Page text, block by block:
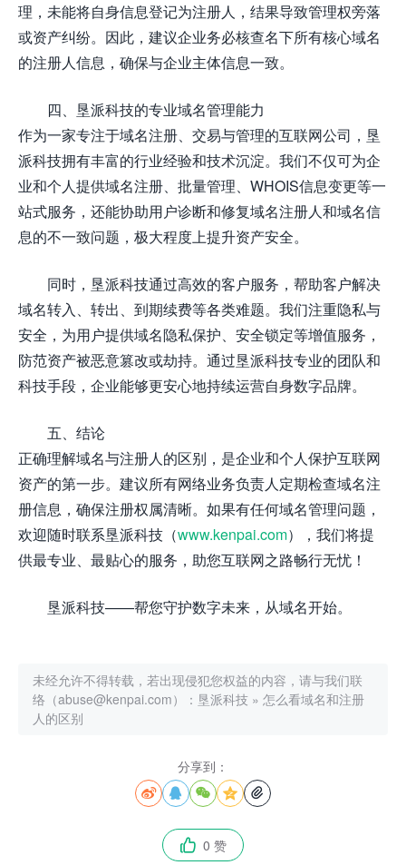
理，未能将自身信息登记为注册人，结果导致管理权旁落
或资产纠纷。因此，建议企业务必核查名下所有核心域名
的注册人信息，确保与企业主体信息一致。
四、垦派科技的专业域名管理能力
作为一家专注于域名注册、交易与管理的互联网公司，垦
派科技拥有丰富的行业经验和技术沉淀。我们不仅可为企
业和个人提供域名注册、批量管理、WHOIS信息变更等一
站式服务，还能协助用户诊断和修复域名注册人和域名信
息的不一致问题，极大程度上提升资产安全。
同时，垦派科技通过高效的客户服务，帮助客户解决
域名转入、转出、到期续费等各类难题。我们注重隐私与
安全，为用户提供域名隐私保护、安全锁定等增值服务，
防范资产被恶意篡改或劫持。通过垦派科技专业的团队和
科技手段，企业能够更安心地持续运营自身数字品牌。
五、结论
正确理解域名与注册人的区别，是企业和个人保护互联网
资产的第一步。建议所有网络业务负责人定期检查域名注
册信息，确保注册权属清晰。如果有任何域名管理问题，
欢迎随时联系垦派科技（www.kenpai.com），我们将提
供最专业、最贴心的服务，助您互联网之路畅行无忧！
垦派科技——帮您守护数字未来，从域名开始。
未经允许不得转载，若出现侵犯您权益的内容，请与我们联
络（abuse@kenpai.com）： 垦派科技 » 怎么看域名和注册
人的区别
分享到：
    
 0 赞